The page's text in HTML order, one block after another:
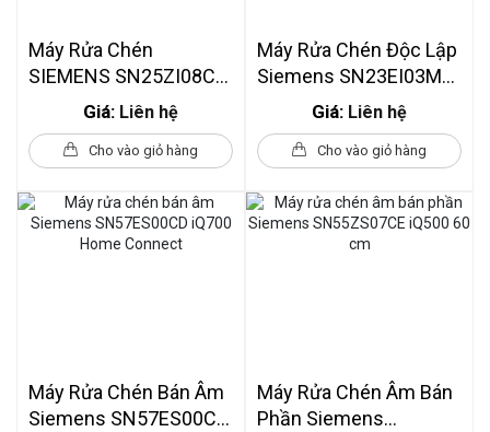
Máy Rửa Chén
SIEMENS SN25ZI08CE
- IQ500Giá: Liên hệ
Cho vào giỏ hàng
Máy Rửa Chén Độc Lập
Siemens SN23EI03ME
Giá: Liên hệ
Cho vào giỏ hàng
Máy Rửa Chén Bán Âm
Siemens SN57ES00CD
Máy Rửa Chén Âm Bán
Phần Siemens